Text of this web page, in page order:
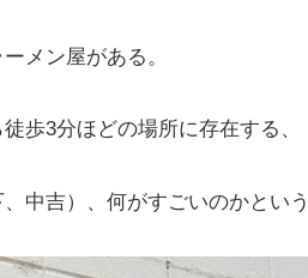
メン屋がある。
歩3分ほどの場所に存在する
中吉）、何がすごいのかとい